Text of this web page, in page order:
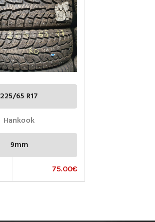
225/65 R17
Hankook
9mm
75.00€